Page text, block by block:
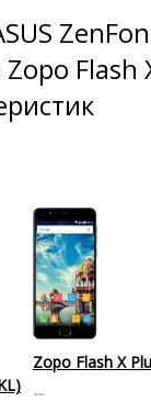
Flash
Zopo Flash X
--